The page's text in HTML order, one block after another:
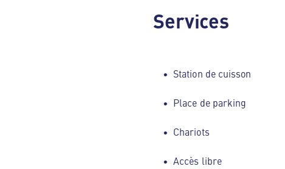
Services
Station de cuisson
Place de parking
Chariots
Accès libre